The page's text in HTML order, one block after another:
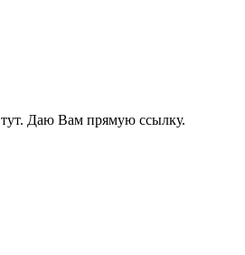
тут. Даю Вам прямую ссылку.